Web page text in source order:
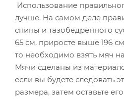
Использование
лучше. На самом деле
спины и тазобедренного
65 см, приросте выше 196
то необходимо взять мяч
Мячи сделаны из
если вы будете следовать
размера, затем оставьте